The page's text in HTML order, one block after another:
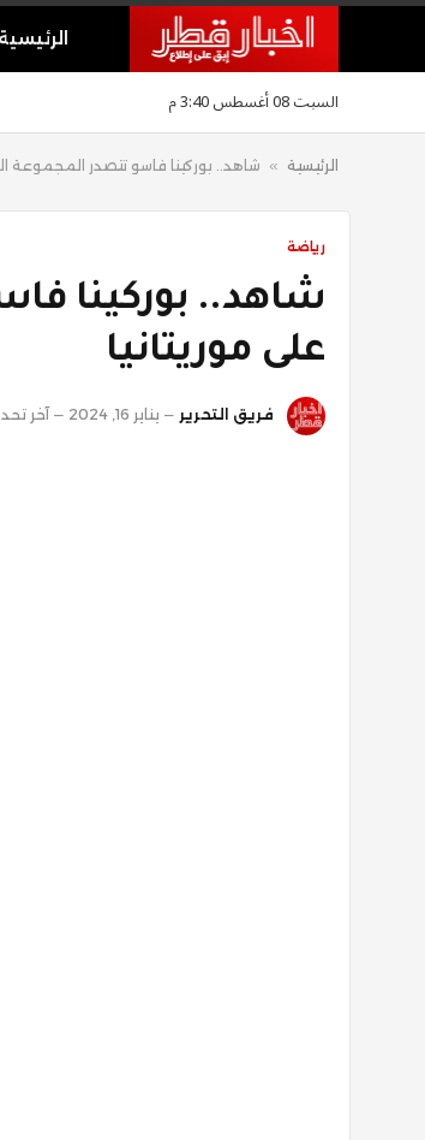
الرئيسية
السبت 08 أغسطس 3:40 م
الرئيسية » شاهد.. بوركينا فاسو تتصدر المجموعة
رياضة
شاهد.. بوركينا
على موريتانيا
فريق التحرير يناير 16, 2024 آخر